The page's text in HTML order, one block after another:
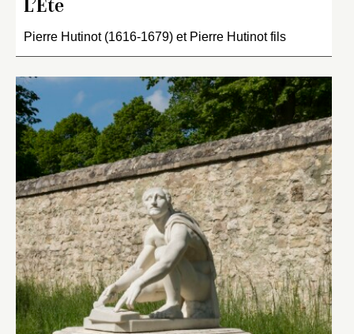
L’Été
Pierre Hutinot (1616-1679) et Pierre Hutinot fils